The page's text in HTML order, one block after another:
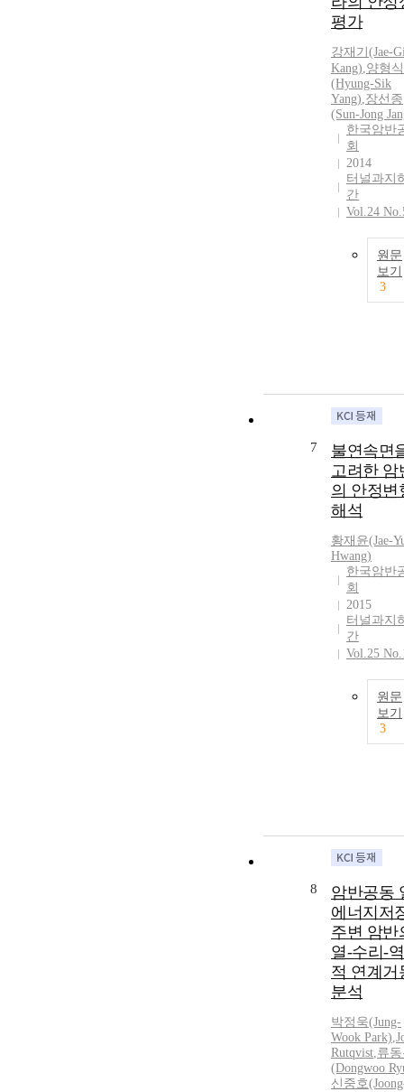
평가
강재기(Jae-
Kang),양형식
(Hyung-Sik
Yang),장선종
(Sun-Jong
한국암반
회
2014
터널과지
간
Vol.24
원문
보기
3
7
불연속면
고려한 암
의 안정변
해석
황재윤(Jae-
Hwang)
한국암반
회
2015
터널과지
간
Vol.25
원문
보기
3
8
암반공동
에너지저
주변 암반
열-수리-
적 연계거
분석
박정욱(Jung-
Wook Park),
Rutqvist,류
(Dongwoo
신중호